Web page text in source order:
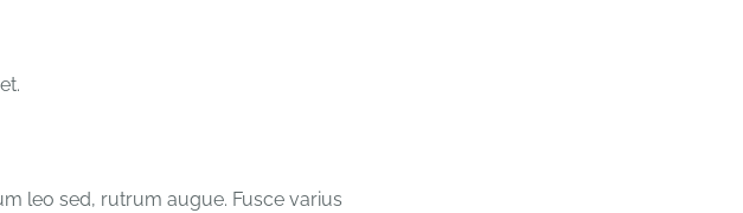
leo sed, rutrum augue. Fusce varius